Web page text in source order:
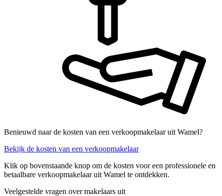
Benieuwd naar de kosten van een verkoopmakelaar uit Wamel?
Bekijk de kosten van een verkoopmakelaar
Klik op bovenstaande knop om de kosten voor een professionele en
betaalbare verkoopmakelaar uit Wamel te ontdekken.
Veelgestelde vragen over makelaars uit